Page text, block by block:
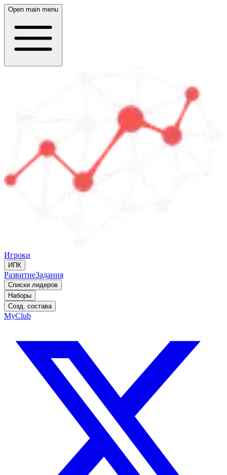
Open main menu
Игроки
ИПК
РазвитиеЗадания
Списки лидеров
Наборы
Созд. состава
MyClub